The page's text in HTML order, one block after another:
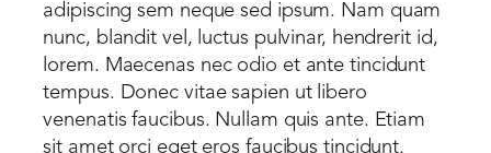
adipiscing sem neque sed ipsum. Nam quam
nunc, blandit vel, luctus pulvinar, hendrerit id,
lorem. Maecenas nec odio et ante tincidunt
tempus. Donec vitae sapien ut libero
venenatis faucibus. Nullam quis ante. Etiam
sit amet orci eget eros faucibus tincidunt.